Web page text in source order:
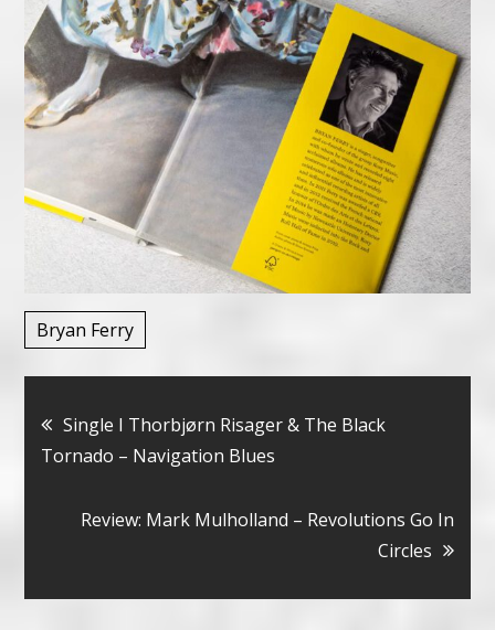
Bryan Ferry
Bericht
navigatie
Single I Thorbjørn Risager & The Black
Tornado – Navigation Blues
Review: Mark Mulholland – Revolutions Go In
Circles